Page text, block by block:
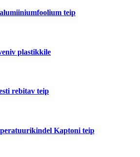
teip
plastikkile
rebitav teip
Kaptoni teip